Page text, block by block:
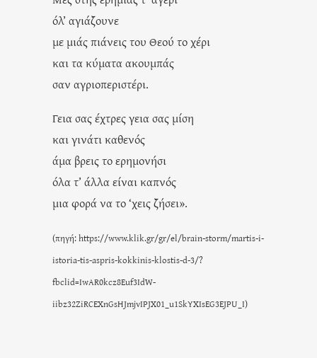
όλ’ αγιάζουνε
με μιάς πιάνεις του Θεού το χέρι
και τα κύματα ακουμπάς
σαν αγριοπεριστέρι.
Γεια σας έχτρες γεια σας μίση
και γινάτι καθενός
άμα βρεις το ερημονήσι
όλα τ’ άλλα είναι καπνός
μια φορά να το ‘χεις ζήσει».
(πηγή: https://www.klik.gr/gr/el/brain-storm/martis-i-
istoria-tis-aspris-kokkinis-klostis-d-3/?
fbclid=IwAR0kcz8Euf3IdW-
iibz32ZiRCEXnGsHJmjvIPJX01_u1SkYXIsEG3EJPU_I)